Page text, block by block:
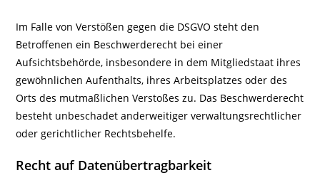
Im Falle von Verstößen gegen die DSGVO steht den
Betroffenen ein Beschwerderecht bei einer
Aufsichtsbehörde, insbesondere in dem Mitgliedstaat ihres
gewöhnlichen Aufenthalts, ihres Arbeitsplatzes oder des
Orts des mutmaßlichen Verstoßes zu. Das Beschwerderecht
besteht unbeschadet anderweitiger verwaltungsrechtlicher
oder gerichtlicher Rechtsbehelfe.
Recht auf Daten­übertrag­barkeit